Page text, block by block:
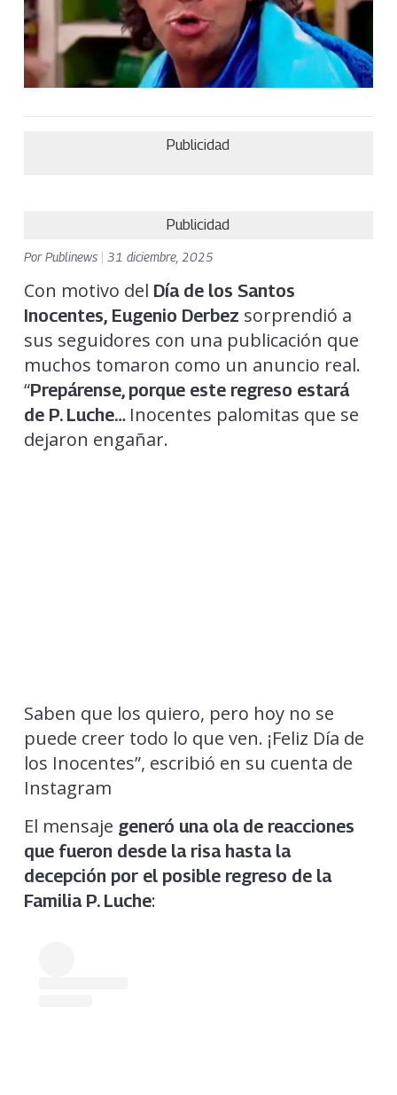
Publicidad
Publicidad
PorPublinews 31 diciembre, 2025
Con motivo del Día de los Santos
Inocentes, Eugenio Derbez sorprendió a
sus seguidores con una publicación que
muchos tomaron como un anuncio real.
“Prepárense, porque este regreso estará
de P. Luche… Inocentes palomitas que se
dejaron engañar.
Saben que los quiero, pero hoy no se
puede creer todo lo que ven. ¡Feliz Día de
los Inocentes”, escribió en su cuenta de
Instagram
El mensaje generó una ola de reacciones
que fueron desde la risa hasta la
decepción por el posible regreso de la
Familia P. Luche: